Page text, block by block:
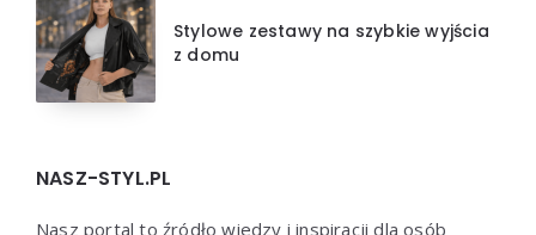
Stylowe zestawy na szybkie wyjścia
z domu
NASZ-STYL.PL
Nasz portal to źródło wiedzy i inspiracji dla osób